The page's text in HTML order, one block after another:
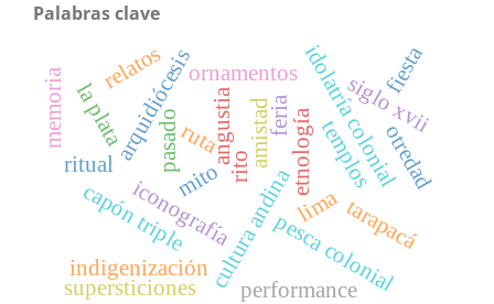
Palabras clave
etnología
amistad
mitocultura andina
angustia
ruta templos
iconografía
ornamentosidolatría colonial
capón triple
arquidiócesis
lima
la plata siglo xvii
pesca colonial
tarapacá
indigenización
supersticiones
relatos
pasado
fiesta
feria
ritual
performance
rito
memoria
otredad